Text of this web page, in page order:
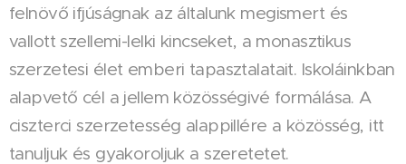
felnövő ifjúságnak az általunk megismert és
vallott szellemi-lelki kincseket, a monasztikus
szerzetesi élet emberi tapasztalatait. Iskoláinkban
alapvető cél a jellem közösségivé formálása. A
ciszterci szerzetesség alappillére a közösség, itt
tanuljuk és gyakoroljuk a szeretetet.